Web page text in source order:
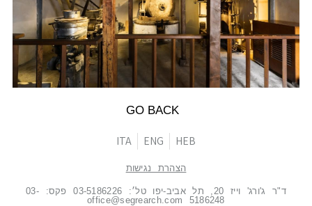
GO BACK
HEB
ENG
ITA
הצהרת נגישות
ד"ר ג'ורג' וייז 20, תל אביב-יפו טל׳: 03-5186226 פקס: 03-
5186248 office@segrearch.com